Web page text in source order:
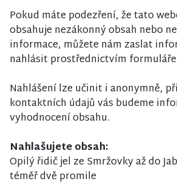
Pokud máte podezření, že tato
obsahuje nezákonný obsah nebo
informace, můžete nám zaslat
nahlásit prostřednictvím
Nahlášení lze učinit i anonymně,
kontaktních údajů vás budeme
vyhodnocení obsahu.
Nahlašujete obsah:
Opilý řidič jel ze Smržovky až do
téměř dvě promile